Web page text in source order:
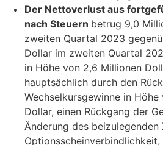
Der Nettoverlust aus
nach Steuern betrug 9,0
zweiten Quartal 2023
Dollar im zweiten Quartal
in Höhe von 2,6 Millionen
hauptsächlich durch den
Wechselkursgewinne in Höhe
Dollar, einen Rückgang der
Änderung des
Optionsscheinverbindlichkeit,